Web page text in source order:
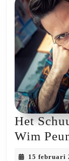
Het
Wim
15 februari